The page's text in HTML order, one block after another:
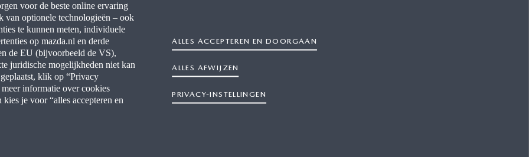
voor de beste online ervaring
van optionele technologieën – ook
te kunnen meten, individuele
op mazda.nl en derde
de EU (bijvoorbeeld de VS),
juridische mogelijkheden niet kan
klik op “Privacy
informatie over cookies
je voor “alles accepteren en
PRIVACY-INSTELLINGEN
ALLES AFWIJZEN
ALLES ACCEPTEREN EN DOORGAAN